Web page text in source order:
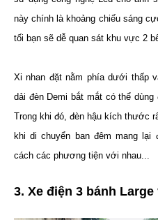
này chính là khoảng chiếu sáng
tối bạn sẽ dễ quan sát khu vực 2
Xi nhan đặt nằm phía dưới thấp
dải đèn Demi bắt mắt có thể dùng
Trong khi đó, đèn hậu kích thước
khi di chuyển ban đêm mang lại
cách các phương tiện với nhau...
3. Xe điện 3 bánh